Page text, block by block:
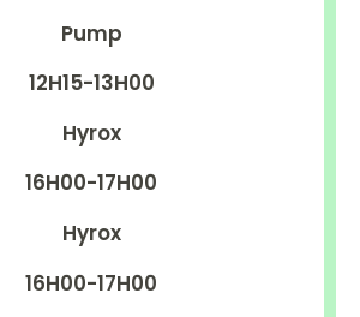
Pump
12H15-13H00
Hyrox
16H00-17H00
Hyrox
16H00-17H00